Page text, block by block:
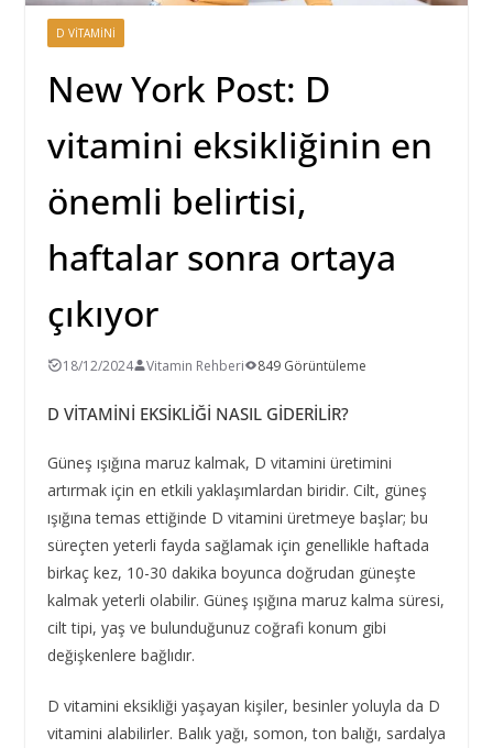
D VITAMINI
New York Post: D
vitamini eksikliğinin en
önemli belirtisi,
haftalar sonra ortaya
çıkıyor
18/12/2024 Vitamin Rehberi 849 Görüntüleme
D VİTAMİNİ EKSİKLİĞİ NASIL GİDERİLİR?
Güneş ışığına maruz kalmak, D vitamini üretimini
artırmak için en etkili yaklaşımlardan biridir. Cilt, güneş
ışığına temas ettiğinde D vitamini üretmeye başlar; bu
süreçten yeterli fayda sağlamak için genellikle haftada
birkaç kez, 10-30 dakika boyunca doğrudan güneşte
kalmak yeterli olabilir. Güneş ışığına maruz kalma süresi,
cilt tipi, yaş ve bulunduğunuz coğrafi konum gibi
değişkenlere bağlıdır.
D vitamini eksikliği yaşayan kişiler, besinler yoluyla da D
vitamini alabilirler. Balık yağı, somon, ton balığı, sardalya